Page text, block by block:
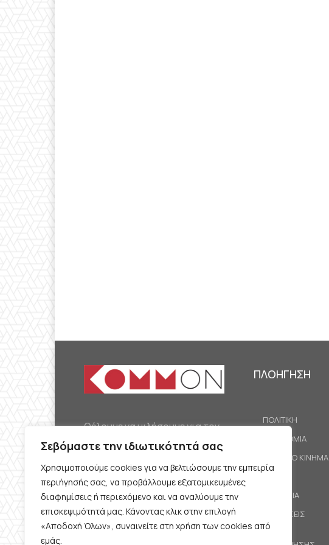
Σεβόμαστε την ιδιωτικότητά σας
Χρησιμοποιούμε cookies για να βελτιώσουμε την εμπειρία
περιήγησής σας, να προβάλλουμε εξατομικευμένες
διαφημίσεις ή περιεχόμενο και να αναλύουμε την
επισκεψιμότητά μας. Κάνοντας κλικ στην επιλογή
«Αποδοχή Όλων», συναινείτε στη χρήση των cookies από
εμάς.
Θέλουμε να μιλήσουμε για τον
κομμουνισμό της εποχής μας,
την αναγκαία αλλά όχι
δεδομένη προοπτική.
Θέλουμε να μιλήσουμε
ταυτόχρονα για την
καθημερινή επιβίωση και τον
ΠΛΟΗΓΗΣΗ
ΠΟΛΙΤΙΚΗ
ΟΙΚΟΝΟΜΙΑ
ΕΡΓΑΤΙΚΟ ΚΙΝΗΜΑ
ΚΟΙΝΩΝΙΑ
ΠΡΟΤΑΣΕΙΣ